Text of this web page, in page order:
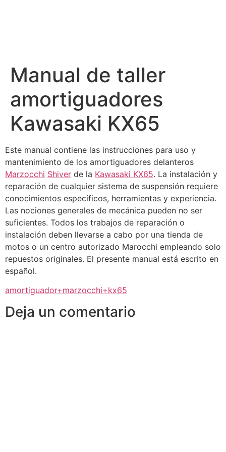
Manual de taller
amortiguadores
Kawasaki KX65
Este manual contiene las instrucciones para uso y
mantenimiento de los amortiguadores delanteros
Marzocchi Shiver de la Kawasaki KX65. La instalación y
reparación de cualquier sistema de suspensión requiere
conocimientos específicos, herramientas y experiencia.
Las nociones generales de mecánica pueden no ser
suficientes. Todos los trabajos de reparación o
instalación deben llevarse a cabo por una tienda de
motos o un centro autorizado Marocchi empleando solo
repuestos originales. El presente manual está escrito en
español.
amortiguador+marzocchi+kx65
Deja un comentario